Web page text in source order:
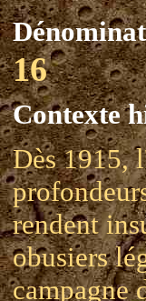
16
Contexte
Dès 1915,
rendent
obusiers
campagne